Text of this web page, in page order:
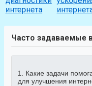
интернета
Часто задаваемые
1. Какие задачи
для улучшения